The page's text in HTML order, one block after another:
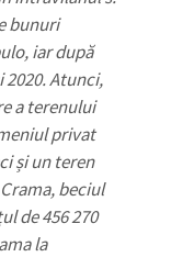
bunuri
iar după
Atunci,
a terenului
privat
și un teren
beciul
de 456 270
la
CONTACT SURSĂ